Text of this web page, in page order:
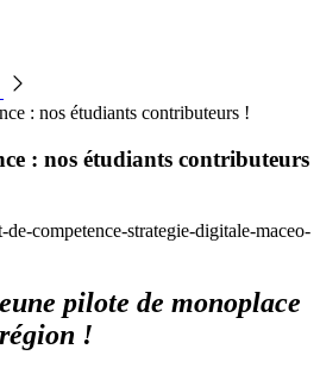
: nos étudiants contributeurs !
: nos étudiants contributeurs
pilote de monoplace
!